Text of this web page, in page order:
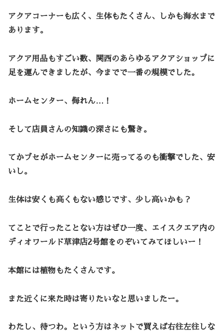
アクアコーナーも広く、生体もたくさん、しかも海水まで
あります。
アクア用品もすごい数、関西のあらゆるアクアショップに
足を運んできましたが、今までで一番の規模でした。
ホームセンター、侮れん…！
そして店員さんの知識の深さにも驚き。
てかブセがホームセンターに売ってるのも衝撃でした、安
いし。
生体は安くも高くもない感じです、少し高いかも？
てことで行ったことない方はぜひ一度、
エイスクエア内の
ディオワールド草津店2号館をのぞいてみてほしいー！
本館には植物もたくさんです。
また近くに来た時は寄りたいなと思いましたー。
わたし、待つわ。という方はネットで買えば右往左往しな